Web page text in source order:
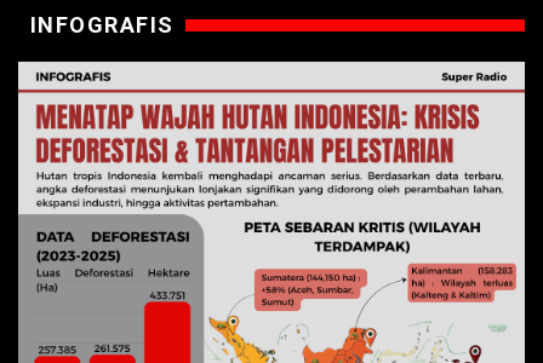
INFOGRAFIS